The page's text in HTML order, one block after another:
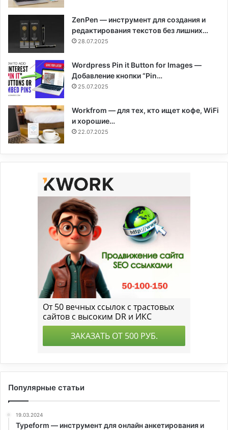
ZenPen — инструмент для создания и
редактирования текстов без лишних…
28.07.2025
Wordpress Pin it Button for Images —
Добавление кнопки “Pin…
25.07.2025
Workfrom — для тех, кто ищет кофе, WiFi
и хорошие…
22.07.2025
Популярные статьи
19.03.2024
Typeform — инструмент для онлайн анкетирования и